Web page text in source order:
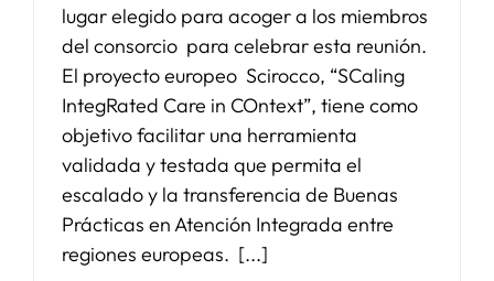
lugar elegido para acoger a los miembros
del consorcio para celebrar esta reunión.
El proyecto europeo Scirocco, “SCaling
IntegRated Care in COntext”, tiene como
objetivo facilitar una herramienta
validada y testada que permita el
escalado y la transferencia de Buenas
Prácticas en Atención Integrada entre
regiones europeas. [...]